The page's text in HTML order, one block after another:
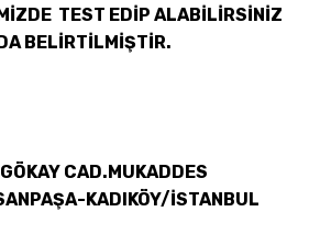
TEST EDİP ALABİLİRSİNİZ
BELİRTİLMİŞTİR.
CAD.MUKADDES
KADIKÖY/İSTANBUL